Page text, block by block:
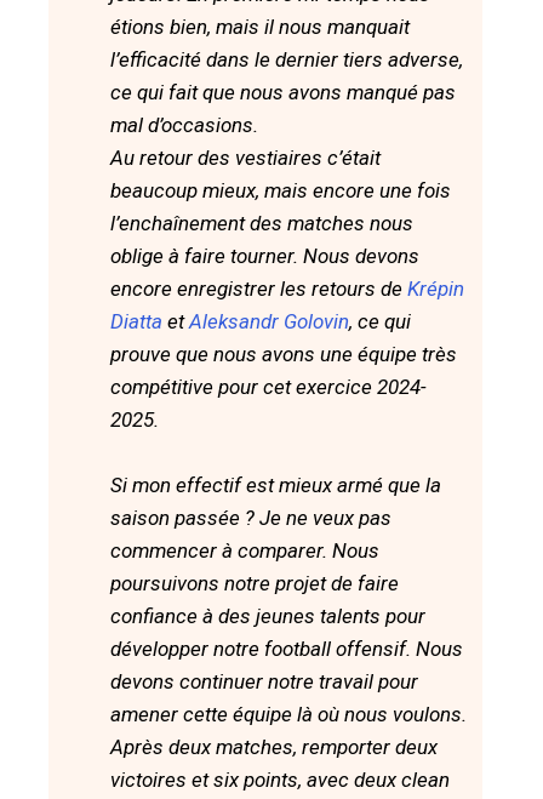
étions bien, mais il nous manquait
l’efficacité dans le dernier tiers adverse,
ce qui fait que nous avons manqué pas
mal d’occasions.
Au retour des vestiaires c’était
beaucoup mieux, mais encore une fois
l’enchaînement des matches nous
oblige à faire tourner. Nous devons
encore enregistrer les retours de Krépin
Diatta etAleksandr Golovin, ce qui
prouve que nous avons une équipe très
compétitive pour cet exercice 2024-
2025.
Si mon effectif est mieux armé que la
saison passée ? Je ne veux pas
commencer à comparer. Nous
poursuivons notre projet de faire
confiance à des jeunes talents pour
développer notre football offensif. Nous
devons continuer notre travail pour
amener cette équipe là où nous voulons.
Après deux matches, remporter deux
victoires et six points, avec deux clean